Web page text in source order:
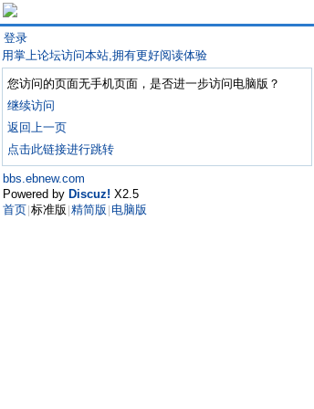
登录
用掌上论坛访问本站,拥有更好阅读体验
您访问的页面无手机页面，是否进一步访问电脑版？
继续访问
返回上一页
点击此链接进行跳转
bbs.ebnew.com
Powered by Discuz! X2.5
首页 标准版 精简版 电脑版